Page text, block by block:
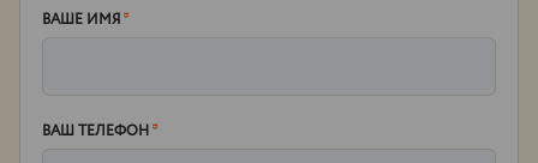
ВАШЕ ИМЯ*
ВАШ ТЕЛЕФОН*